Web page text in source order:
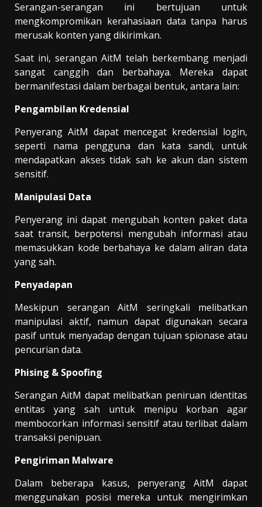
Serangan-serangan ini bertujuan untuk
mengkompromikan kerahasiaan data tanpa harus
merusak konten yang dikirimkan.
Saat ini, serangan AitM telah berkembang menjadi
sangat canggih dan berbahaya. Mereka dapat
bermanifestasi dalam berbagai bentuk, antara lain:
Pengambilan Kredensial
Penyerang AitM dapat mencegat kredensial login,
seperti nama pengguna dan kata sandi, untuk
mendapatkan akses tidak sah ke akun dan sistem
sensitif.
Manipulasi Data
Penyerang ini dapat mengubah konten paket data
saat transit, berpotensi mengubah informasi atau
memasukkan kode berbahaya ke dalam aliran data
yang sah.
Penyadapan
Meskipun serangan AitM seringkali melibatkan
manipulasi aktif, namun dapat digunakan secara
pasif untuk menyadap dengan tujuan spionase atau
pencurian data.
Phising & Spoofing
Serangan AitM dapat melibatkan peniruan identitas
entitas yang sah untuk menipu korban agar
membocorkan informasi sensitif atau terlibat dalam
transaksi penipuan.
Pengiriman Malware
Dalam beberapa kasus, penyerang AitM dapat
menggunakan posisi mereka untuk mengirimkan